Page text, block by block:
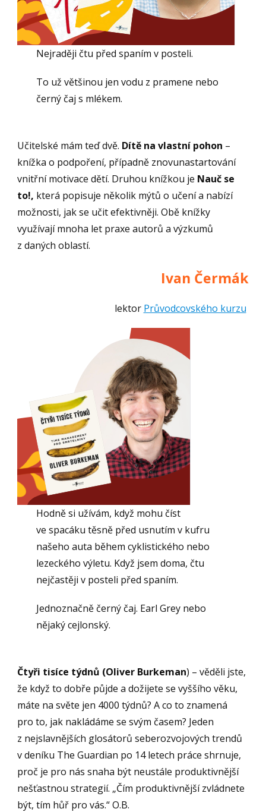
Nejraději čtu před spaním v posteli.
To už většinou jen vodu z pramene nebo
černý čaj s mlékem.
Učitelské mám teď dvě. Dítě na vlastní pohon –
knížka o podpoření, případně znovunastartování
vnitřní motivace dětí. Druhou knížkou je Nauč se
to!, která popisuje několik mýtů o učení a nabízí
možnosti, jak se učit efektivněji. Obě knížky
využívají mnoha let praxe autorů a výzkumů
z daných oblastí.
Ivan Čermák
lektor Průvodcovského kurzu
Hodně si užívám, když mohu číst
ve spacáku těsně před usnutím v kufru
našeho auta během cyklistického nebo
lezeckého výletu. Když jsem doma, čtu
nejčastěji v posteli před spaním.
Jednoznačně černý čaj. Earl Grey nebo
nějaký cejlonský.
Čtyři tisíce týdnů (Oliver Burkeman) – věděli jste,
že když to dobře půjde a dožijete se vyššího věku,
máte na světe jen 4000 týdnů? A co to znamená
pro to, jak nakládáme se svým časem? Jeden
z nejslavnějších glosátorů seberozvojových trendů
v deníku The Guardian po 14 letech práce shrnuje,
proč je pro nás snaha být neustále produktivnější
nešťastnou strategií. „Čím produktivnější zvládnete
být, tím hůř pro vás.“ O.B.